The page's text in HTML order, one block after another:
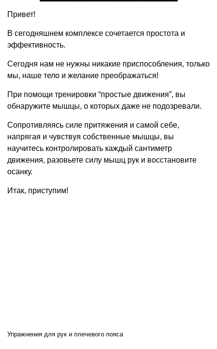
Привет!
В сегодняшнем комплексе сочетается простота и
эффективность.
Сегодня нам не нужны никакие приспособления, только
мы, наше тело и желание преображаться!
При помощи тренировки “простые движения”, вы
обнаружите мышцы, о которых даже не подозревали.
Сопротивляясь силе притяжения и самой себе,
напрягая и чувствуя собственные мышцы, вы
научитесь контролировать каждый сантиметр
движения, разовьете силу мышц рук и восстановите
осанку.
Итак, приступим!
Упражнения для рук и плечевого пояса